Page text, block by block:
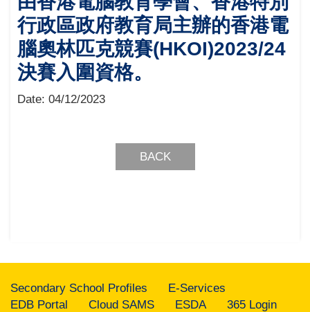
行政區政府教育局主辦的香港電
腦奧林匹克競賽(HKOI)2023/24
決賽入圍資格。
Date: 04/12/2023
BACK
Secondary School Profiles
E-Services
EDB Portal
Cloud SAMS ESDA 365 Login